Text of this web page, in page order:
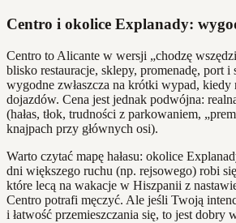
Centro i okolice Explanady:
Centro to Alicante w wersji „chodzę
blisko restauracje, sklepy, promenadę, port i
wygodne zwłaszcza na krótki wypad, kiedy
dojazdów. Cena jest jednak podwójna:
(hałas, tłok, trudności z parkowaniem,
knajpach przy głównych osi).
Warto czytać mapę hałasu: okolice
dni większego ruchu (np. rejsowego) robi
które lecą na wakacje w Hiszpanii z
Centro potrafi męczyć. Ale jeśli Twoją
i łatwość przemieszczania się, to jest